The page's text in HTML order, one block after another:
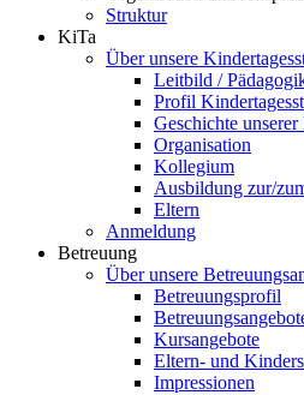
Struktur
KiTa
Über unsere
Leitbild /
Profil
Geschichte
Organisation
Kollegium
Ausbildung zur/
Eltern
Anmeldung
Betreuung
Über unsere
Betreuungsprofil
Kursangebote
Eltern- und
Impressionen